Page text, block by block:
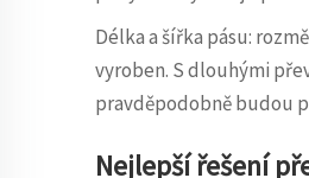
Délka a šířka pásu:
vyroben. S dlouhými
pravděpodobně budou
Nejlepší řešení